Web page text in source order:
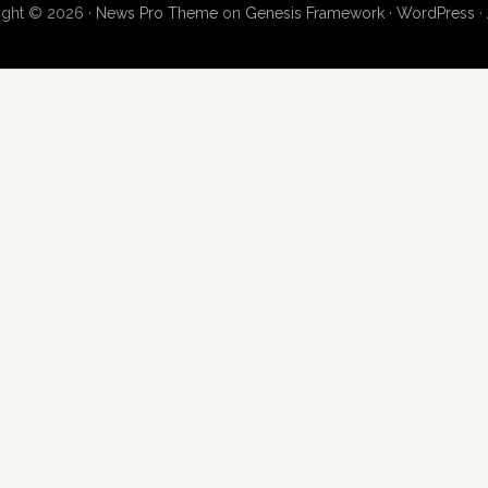
© 2026 · News Pro Themeon Genesis Framework· WordPress ·